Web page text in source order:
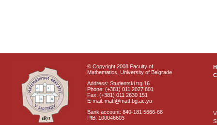
© Copyright 2008 Faculty of
Mathematics, University of Belgrade
Address: Studentski trg 16
Phone: (+381) 011 2027 801
Fax: (+381) 011 2630 151
E-mail: matf@matf.bg.ac.yu
Bank account: 840-181 5666-68
PIB: 100046603